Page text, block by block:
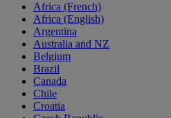
Africa (French)
Africa (English)
Argentina
Australia and NZ
Belgium
Brazil
Canada
Chile
Croatia